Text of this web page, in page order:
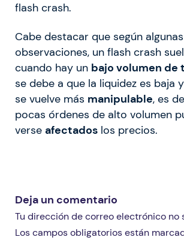
flash crash.
Cabe destacar que según algunas
observaciones, un flash crash
cuando hay un bajo volumen de
se debe a que la liquidez es baja
se vuelve más manipulable, es
pocas órdenes de alto volumen
verse afectados los precios.
Deja un comentario
Tu dirección de correo electrónico no
Los campos obligatorios están